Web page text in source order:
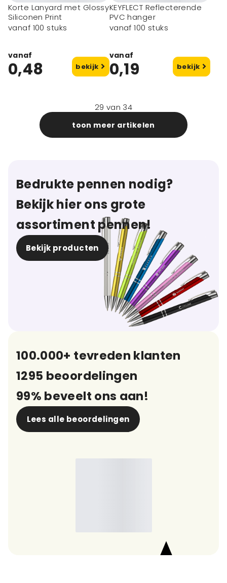
Korte Lanyard met Glossy
Siliconen Print
vanaf 100 stuks
vanaf
0,48 bekijk
KEYFLECT Reflecterende
PVC hanger
vanaf 100 stuks
vanaf
0,19 bekijk
29 van 34
toon meer artikelen
Bedrukte pennen nodig?
Bekijk hier ons grote
assortiment pennen!
Bekijk producten
100.000+ tevreden klanten
1295 beoordelingen
99% beveelt ons aan!
Lees alle beoordelingen